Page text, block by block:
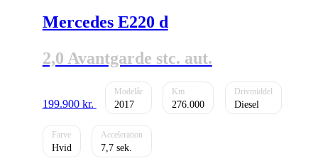
Mercedes E220 d
2,0 Avantgarde stc. aut.
199.900 kr. 2017 276.000 Diesel
Hvid 7,7